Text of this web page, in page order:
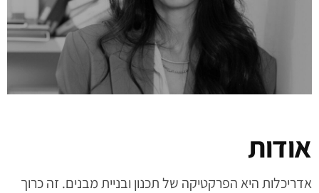
אודות
אדריכלות היא הפרקטיקה של תכנון ובניית מבנים. זה כרוך